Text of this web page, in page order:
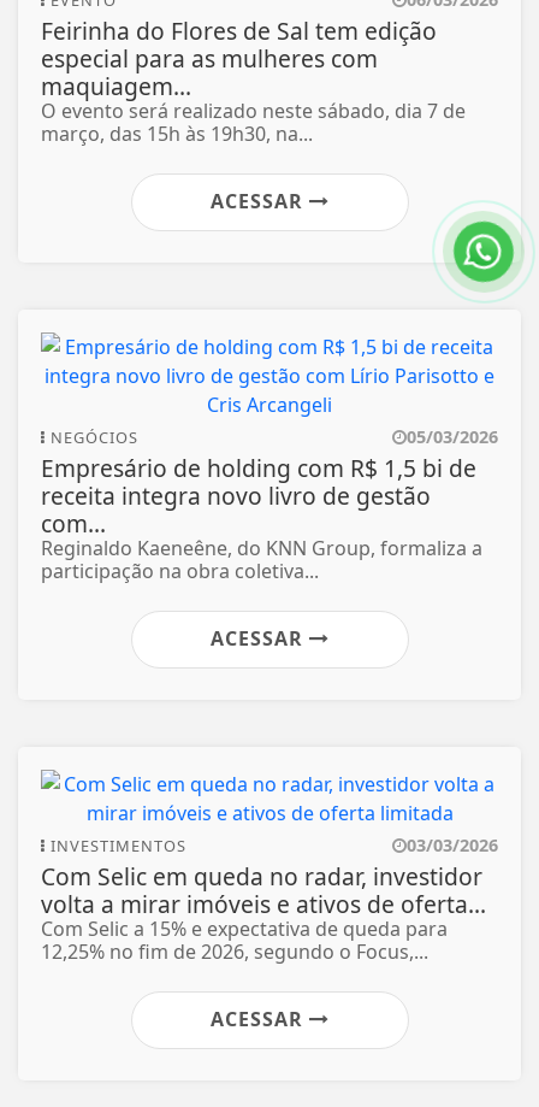
Feirinha do Flores de Sal tem edição
especial para as mulheres com
maquiagem...
​O evento será realizado neste sábado, dia 7 de
março, das 15h às 19h30, na...
ACESSAR
NEGÓCIOS 05/03/2026
Empresário de holding com R$ 1,5 bi de
receita integra novo livro de gestão
com...
Reginaldo Kaeneêne, do KNN Group, formaliza a
participação na obra coletiva...
ACESSAR
INVESTIMENTOS 03/03/2026
Com Selic em queda no radar, investidor
volta a mirar imóveis e ativos de oferta...
Com Selic a 15% e expectativa de queda para
12,25% no fim de 2026, segundo o Focus,...
ACESSAR